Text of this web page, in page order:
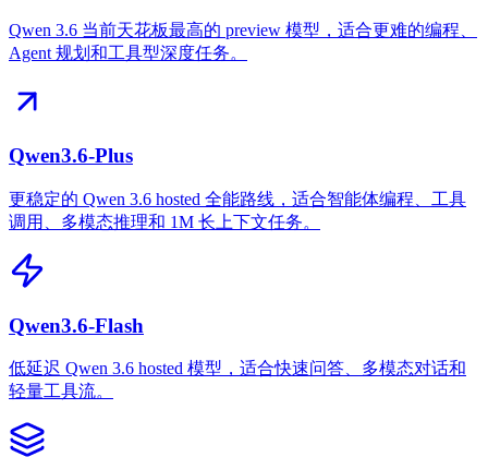
Qwen 3.6 当前天花板最高的 preview 模型，适合更难的编程、
Agent 规划和工具型深度任务。
Qwen3.6-Plus
更稳定的 Qwen 3.6 hosted 全能路线，适合智能体编程、工具
调用、多模态推理和 1M 长上下文任务。
Qwen3.6-Flash
低延迟 Qwen 3.6 hosted 模型，适合快速问答、多模态对话和
轻量工具流。